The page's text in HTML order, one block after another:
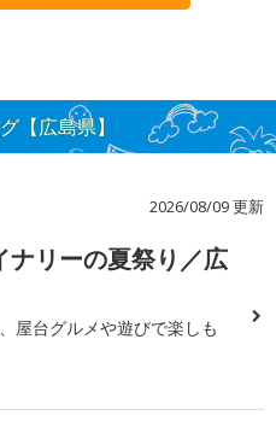
【広島県】
2026/08/09 更新
ナリーの夏祭り／広
屋台グルメや遊びで楽しも